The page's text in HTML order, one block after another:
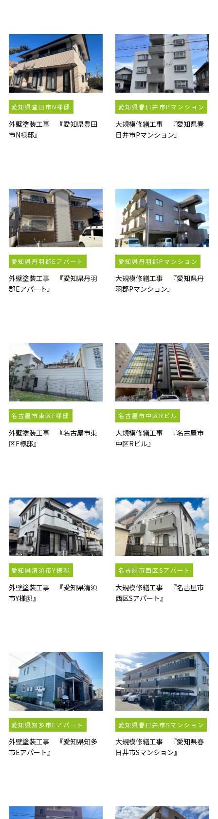
愛知県豊田市N様邸
外壁塗装工事 『愛知県豊田
市N様邸』
愛知県春日井市Pマンション
大規模修繕工事 『愛知県春
日井市Pマンション』
愛知県丹羽郡Eアパート
外壁塗装工事 『愛知県丹羽
郡Eアパート』
愛知県丹羽郡Pマンション
大規模修繕工事 『愛知県丹
羽郡Pマンション』
名古屋市東区F様邸
外壁塗装工事 『名古屋市東
区F様邸』
名古屋市中区Rビル
大規模修繕工事 『名古屋市
中区Rビル』
愛知県清須市Y様邸
外壁塗装工事 『愛知県清須
市Y様邸』
名古屋市西区Sアパート
大規模修繕工事 『名古屋市
西区Sアパート』
愛知県知多市Eアパート
外壁塗装工事 『愛知県知多
市Eアパート』
愛知県春日井市Sマンション
大規模修繕工事 『愛知県春
日井市Sマンション』